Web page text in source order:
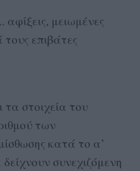
μειωμένες
επιβάτες
στοιχεία του
των
κατά το α’
συνεχιζόμενη